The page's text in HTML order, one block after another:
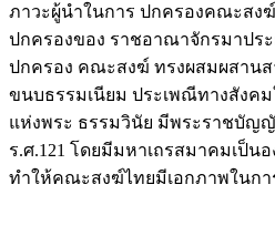
ภาวะผู้นำในการ ปกครองคณะสง
ปกครองของ ราชอาณาจักรมาปร
ปกครอง คณะสงฆ์ ทรงผสมผสาน
ขนบธรรมเนียม ประเพณีทางสัง
แห่งพระ ธรรมวินัย มีพระราชบั
ร.ศ.121 โดยมีมหาเถรสมาคมเป็น
ทำให้คณะสงฆ์ไทยมีเอกภาพในกา